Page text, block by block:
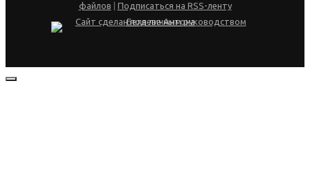
файлов
Подписаться на RSS-ленту